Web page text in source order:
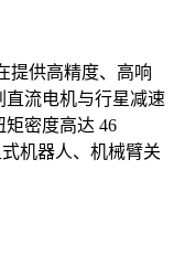
提供高精度、高响
直流电机与行星减速
密度高达 46
机器人、机械臂关